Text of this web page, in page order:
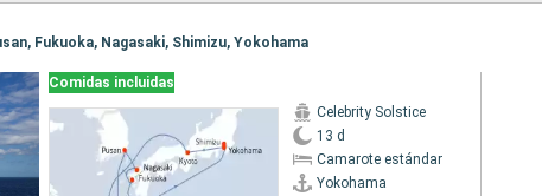
Fukuoka, Nagasaki, Shimizu, Yokohama
Comidas incluidas
Celebrity Solstice
13 d
Camarote estándar
Yokohama